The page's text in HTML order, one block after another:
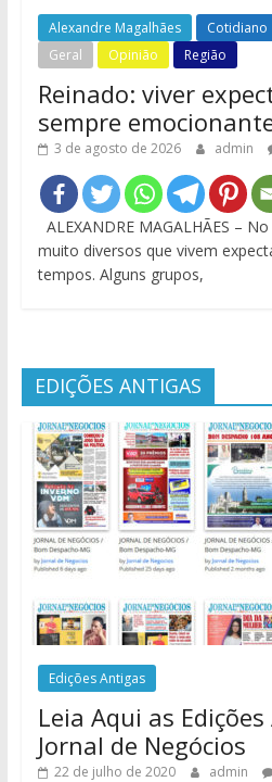
Alexandre Magalhães Cotidiano
Geral
Opinião Região
Reinado: viver
sempre
3 de agosto de 2026 admin
ALEXANDRE MAGALHÃES –
muito diversos que vivem
tempos. Alguns grupos,
EDIÇÕES ANTIGAS
Edições Antigas
Leia Aqui as
Jornal de Negócios
22 de julho de 2020 admin